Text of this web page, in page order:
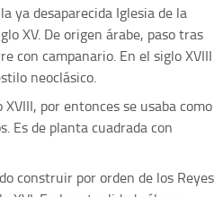
ya desaparecida Iglesia de la
XV. De origen árabe, paso tras
con campanario. En el siglo XVIII
neoclásico.
XVIII, por entonces se usaba como
Es de planta cuadrada con
construir por orden de los Reyes